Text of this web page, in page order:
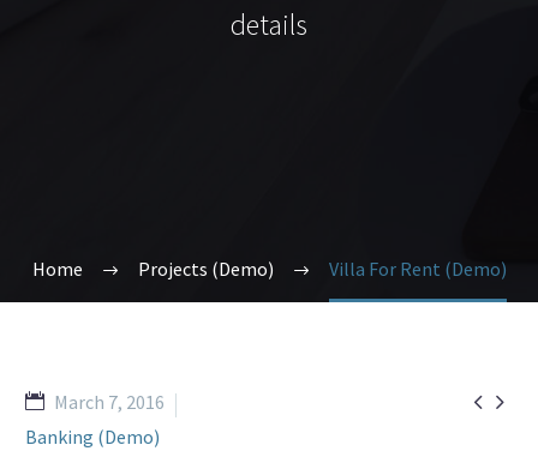
details
Home Projects (Demo) Villa For Rent (Demo)
 
March 7, 2016
Banking (Demo)